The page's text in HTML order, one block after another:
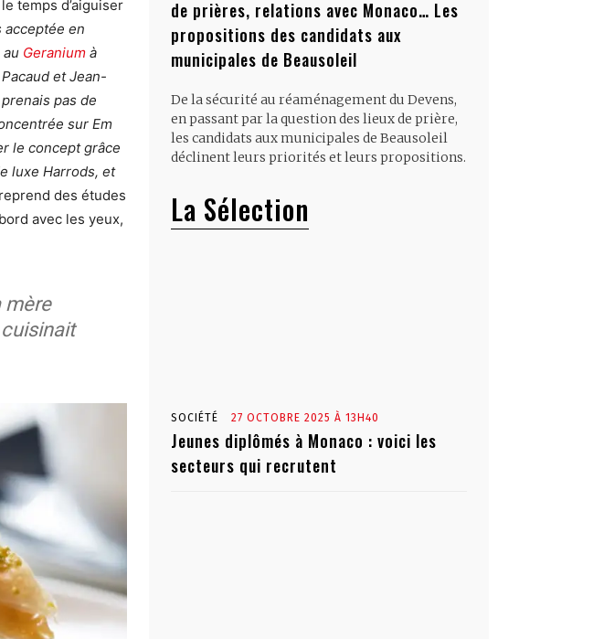
temps d’aiguiser
acceptée en
au Geranium à
et Jean-
pas de
sur Em
le concept grâce
luxe Harrods, et
des études
avec les yeux,
mère
de prières, relations avec Monaco… Les
propositions des candidats aux
municipales de Beausoleil
De la sécurité au réaménagement du Devens,
en passant par la question des lieux de prière,
les candidats aux municipales de Beausoleil
déclinent leurs priorités et leurs propositions.
La Sélection
SOCIÉTÉ 27 OCTOBRE 2025 À 13H40
Jeunes diplômés à Monaco : voici les
secteurs qui recrutent